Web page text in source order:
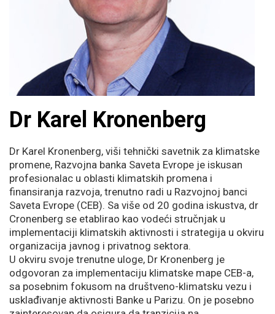
Dr Karel Kronenberg
Dr Karel Kronenberg, viši tehnički savetnik za klimatske
promene, Razvojna banka Saveta Evrope je iskusan
profesionalac u oblasti klimatskih promena i
finansiranja razvoja, trenutno radi u Razvojnoj banci
Saveta Evrope (CEB). Sa više od 20 godina iskustva, dr
Cronenberg se etablirao kao vodeći stručnjak u
implementaciji klimatskih aktivnosti i strategija u okviru
organizacija javnog i privatnog sektora.
U okviru svoje trenutne uloge, Dr Kronenberg je
odgovoran za implementaciju klimatske mape CEB-a,
sa posebnim fokusom na društveno-klimatsku vezu i
usklađivanje aktivnosti Banke u Parizu. On je posebno